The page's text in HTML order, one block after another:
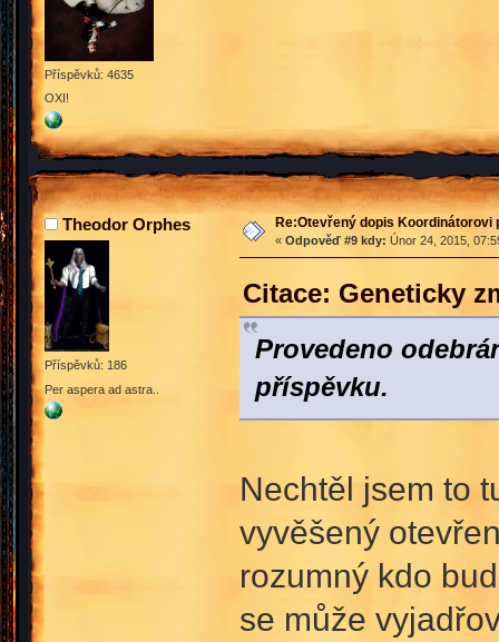
Příspěvků: 4635
OXI!
Theodor Orphes
Příspěvků: 186
Per aspera ad astra..
Re:Otevřený dopis Koordinátorovi
« Odpověď #9 kdy: Únor 24, 2015,
Citace: Geneticky
Provedeno
příspěvku.
Nechtěl jsem to
vyvěšený
rozumný kdo
se může